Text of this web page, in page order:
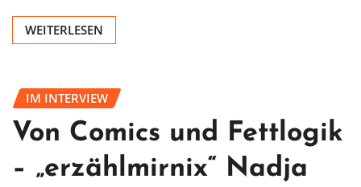
WEITERLESEN
IM INTERVIEW
Von Comics und Fettlogik
– „erzählmirnix“ Nadja